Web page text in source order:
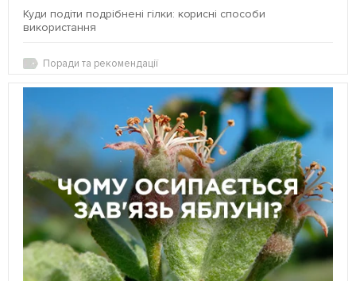
Куди подіти подрібнені гілки: корисні способи
використання
Поради та рекомендації